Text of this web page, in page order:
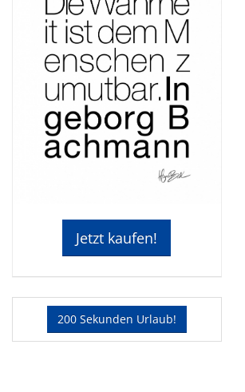
Jetzt kaufen!
200 Sekunden Urlaub!